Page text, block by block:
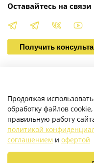
О магазине
Клиентам
Каталог
Оставайтесь на связи
Получить
Продолжая
обработку файлов
правильную работу
политикой
соглашением и офертой